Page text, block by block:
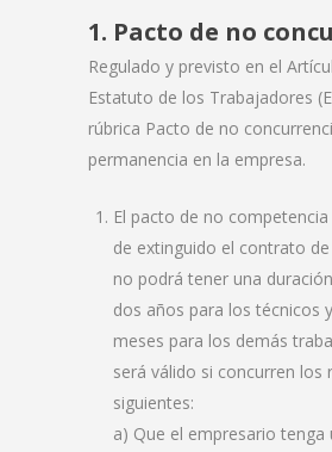
1. Pacto de no
Regulado y previsto en el
Estatuto de los Trabajadores
rúbrica Pacto de no
permanencia en la empresa.
El pacto de no
de extinguido el contrato
no podrá tener una
dos años para los técnicos
meses para los demás
será válido si concurren los
siguientes:
a) Que el empresario tenga